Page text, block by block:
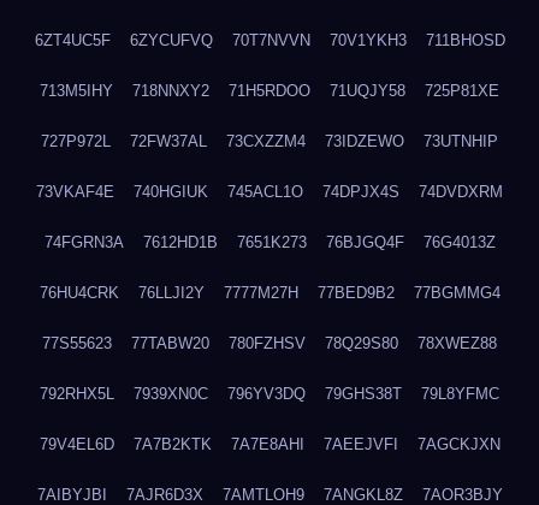
6ZT4UC5F 6ZYCUFVQ 70T7NVVN 70V1YKH3 711BHOSD
713M5IHY 718NNXY2 71H5RDOO 71UQJY58 725P81XE
727P972L 72FW37AL 73CXZZM4 73IDZEWO 73UTNHIP
73VKAF4E 740HGIUK 745ACL1O 74DPJX4S 74DVDXRM
74FGRN3A 7612HD1B 7651K273 76BJGQ4F 76G4013Z
76HU4CRK 76LLJI2Y 7777M27H 77BED9B2 77BGMMG4
77S55623 77TABW20 780FZHSV 78Q29S80 78XWEZ88
792RHX5L 7939XN0C 796YV3DQ 79GHS38T 79L8YFMC
79V4EL6D 7A7B2KTK 7A7E8AHI 7AEEJVFI 7AGCKJXN
7AIBYJBI 7AJR6D3X 7AMTLOH9 7ANGKL8Z 7AOR3BJY